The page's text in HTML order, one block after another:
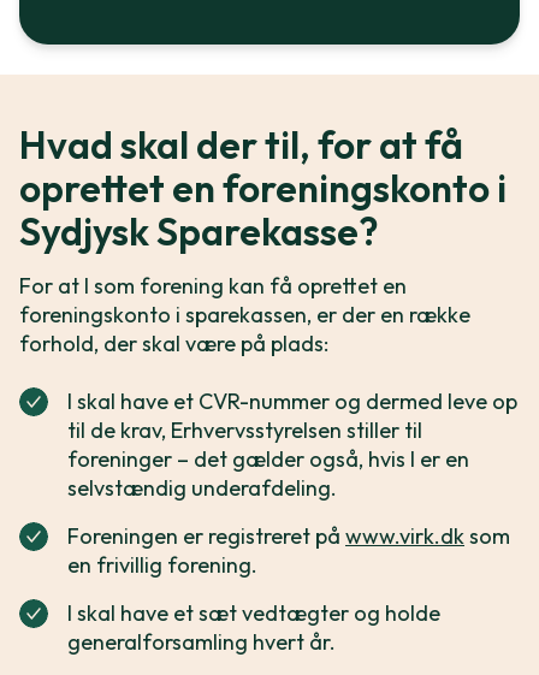
Hvad skal der til, for at få
oprettet en foreningskonto i
Sydjysk Sparekasse?
For at I som forening kan få oprettet en
foreningskonto i sparekassen, er der en række
forhold, der skal være på plads:
I skal have et CVR-nummer og dermed leve op
til de krav, Erhvervsstyrelsen stiller til
foreninger – det gælder også, hvis I er en
selvstændig underafdeling.
Foreningen er registreret på www.virk.dksom
en frivillig forening.
I skal have et sæt vedtægter og holde
generalforsamling hvert år.